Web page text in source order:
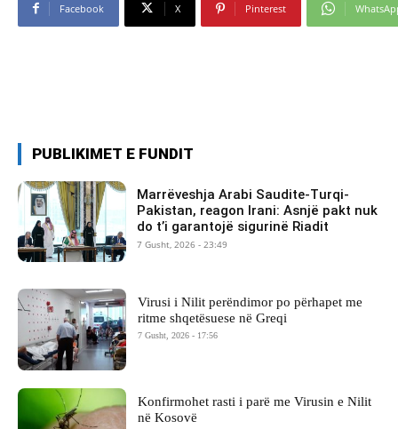
Facebook X Pinterest
PUBLIKIMET E FUNDIT
Marrëveshja Arabi Saudite-Turqi-
Pakistan, reagon Irani: Asnjë pakt nuk
do t’i garantojë sigurinë Riadit
7 Gusht, 2026 - 23:49
Virusi i Nilit perëndimor po përhapet me
ritme shqetësuese në Greqi
7 Gusht, 2026 - 17:56
Konfirmohet rasti i parë me Virusin e Nilit
në Kosovë